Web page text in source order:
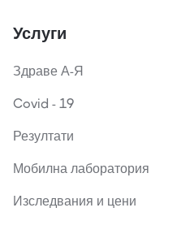
Услуги
Здраве А-Я
Covid - 19
Резултати
Мобилна лаборатория
Изследвания и цени